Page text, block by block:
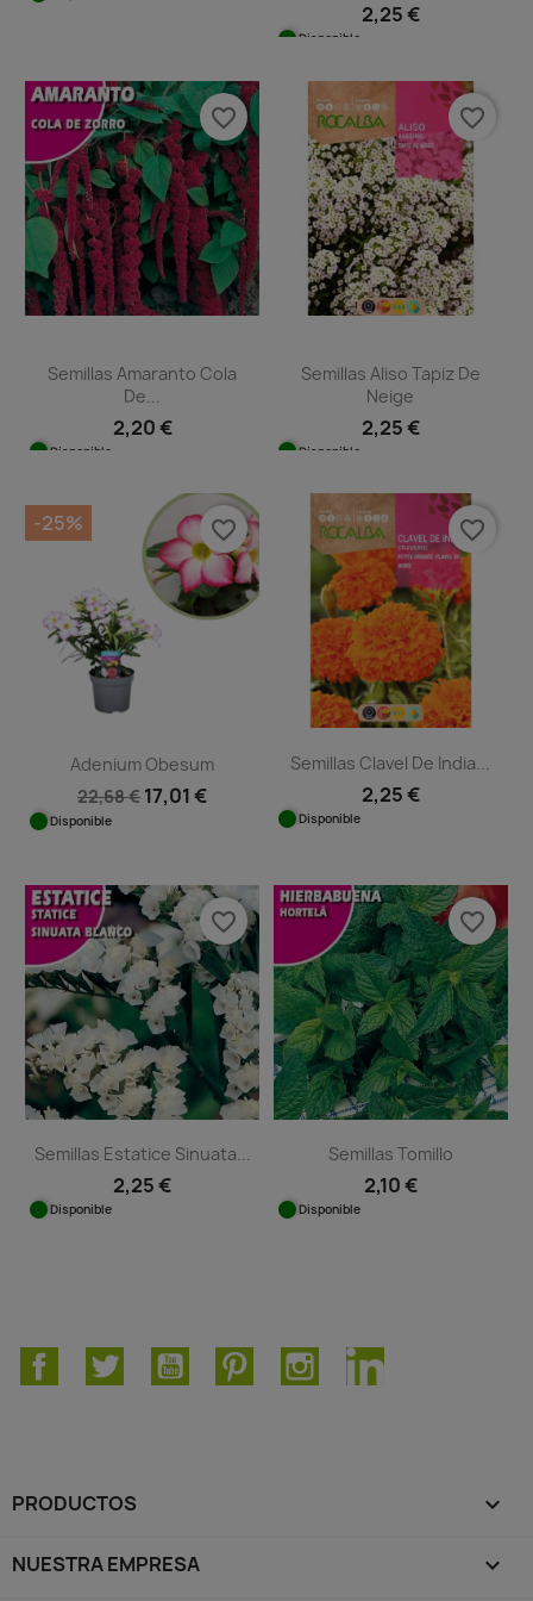
2,25 €
Disponible
Semillas Amaranto Cola
De...
2,20 €
Disponible
favorite_border
Semillas Aliso Tapiz De
Neige
2,25 €
Disponible
favorite_border
Adenium Obesum
22,68 € 17,01 €
Disponible
-25% favorite_border
Semillas Clavel De India...
2,25 €
Disponible
favorite_border
Semillas Estatice Sinuata...
2,25 €
Disponible
favorite_border
Semillas Tomillo
2,10 €
Disponible
favorite_border
FacebookTwitter YouTube PinterestInstagramLinkedIn
PRODUCTOS 
NUESTRA EMPRESA 